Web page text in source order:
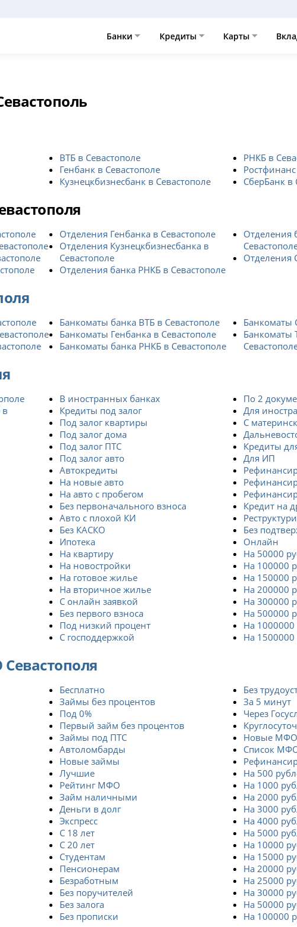
Банки Кредиты Карты
ВТБ в Севастополе
Генбанк в Севастополе
Кузнецкбизнесбанк в Севастополе
РНКБ в
СберБанк в
Отделения Генбанка в Севастополе
Отделения Кузнецкбизнесбанка в
Севастополе
Отделения банка РНКБ в Севастополе
Отделения
Отделения
Банкоматы банка ВТБ в Севастополе
Банкоматы Генбанка в Севастополе
Банкоматы банка РНКБ в Севастополе
Банкоматы
Банкоматы
в
В иностранных банках
Кредиты под залог
Под залог квартиры
Под залог дома
Под залог ПТС
Под залог авто
Автокредиты
На новые авто
На авто с пробегом
Без первоначального взноса
Авто с плохой КИ
Без КАСКО
Ипотека
На квартиру
На новостройки
На готовое жилье
На вторичное жилье
С онлайн заявкой
Без первого взноса
Под низкий процент
С господдержкой
По 2
Для
С
Кредиты
Для ИП
Кредит на
Без
Онлайн
На 50000
На 100000
На 150000
На 200000
На 300000
На 500000
На 1000000
На 1500000
Бесплатно
Займы без процентов
Под 0%
Первый займ без процентов
Займы под ПТС
Автоломбарды
Новые займы
Лучшие
Рейтинг МФО
Займ наличными
Деньги в долг
Экспресс
С 18 лет
С 20 лет
Студентам
Пенсионерам
Безработным
Без поручителей
Без залога
Без прописки
Без
За 5 минут
Через
Новые МФО
Список
На 500
На 1000
На 2000
На 3000
На 4000
На 5000
На 10000
На 15000
На 20000
На 25000
На 30000
На 50000
На 100000